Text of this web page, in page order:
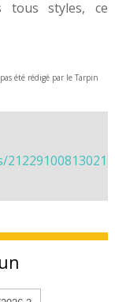
tous styles, ce
été rédigé par le Tarpin